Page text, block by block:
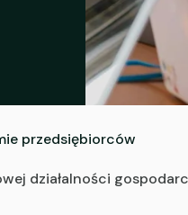
przedsiębiorców
działalności